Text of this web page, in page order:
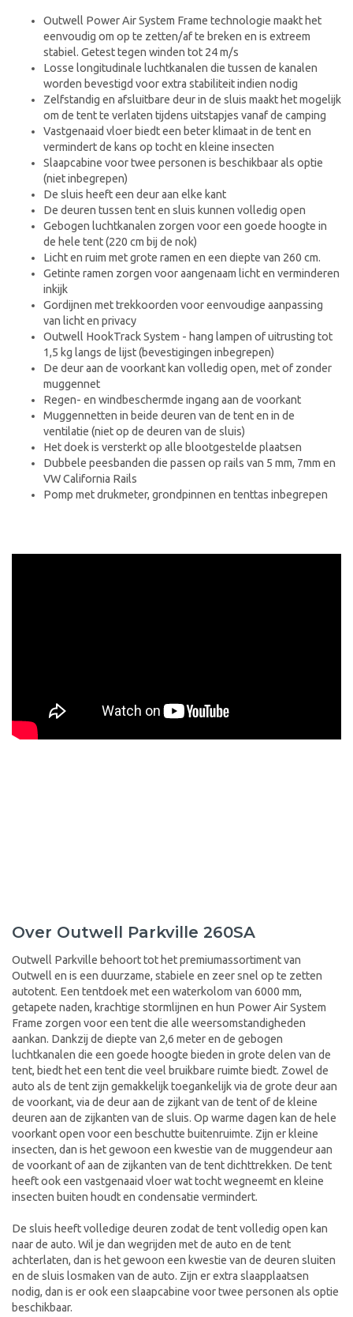
Outwell Power Air System Frame technologie maakt het
eenvoudig om op te zetten/af te breken en is extreem
stabiel. Getest tegen winden tot 24 m/s
Losse longitudinale luchtkanalen die tussen de kanalen
worden bevestigd voor extra stabiliteit indien nodig
Zelfstandig en afsluitbare deur in de sluis maakt het mogelijk
om de tent te verlaten tijdens uitstapjes vanaf de camping
Vastgenaaid vloer biedt een beter klimaat in de tent en
vermindert de kans op tocht en kleine insecten
Slaapcabine voor twee personen is beschikbaar als optie
(niet inbegrepen)
De sluis heeft een deur aan elke kant
De deuren tussen tent en sluis kunnen volledig open
Gebogen luchtkanalen zorgen voor een goede hoogte in
de hele tent (220 cm bij de nok)
Licht en ruim met grote ramen en een diepte van 260 cm.
Getinte ramen zorgen voor aangenaam licht en verminderen
inkijk
Gordijnen met trekkoorden voor eenvoudige aanpassing
van licht en privacy
Outwell HookTrack System - hang lampen of uitrusting tot
1,5 kg langs de lijst (bevestigingen inbegrepen)
De deur aan de voorkant kan volledig open, met of zonder
muggennet
Regen- en windbeschermde ingang aan de voorkant
Muggennetten in beide deuren van de tent en in de
ventilatie (niet op de deuren van de sluis)
Het doek is versterkt op alle blootgestelde plaatsen
Dubbele peesbanden die passen op rails van 5 mm, 7mm en
VW California Rails
Pomp met drukmeter, grondpinnen en tenttas inbegrepen
Over Outwell Parkville 260SA
Outwell Parkville behoort tot het premiumassortiment van
Outwell en is een duurzame, stabiele en zeer snel op te zetten
autotent. Een tentdoek met een waterkolom van 6000 mm,
getapete naden, krachtige stormlijnen en hun Power Air System
Frame zorgen voor een tent die alle weersomstandigheden
aankan. Dankzij de diepte van 2,6 meter en de gebogen
luchtkanalen die een goede hoogte bieden in grote delen van de
tent, biedt het een tent die veel bruikbare ruimte biedt. Zowel de
auto als de tent zijn gemakkelijk toegankelijk via de grote deur aan
de voorkant, via de deur aan de zijkant van de tent of de kleine
deuren aan de zijkanten van de sluis. Op warme dagen kan de hele
voorkant open voor een beschutte buitenruimte. Zijn er kleine
insecten, dan is het gewoon een kwestie van de muggendeur aan
de voorkant of aan de zijkanten van de tent dichttrekken. De tent
heeft ook een vastgenaaid vloer wat tocht wegneemt en kleine
insecten buiten houdt en condensatie vermindert.
De sluis heeft volledige deuren zodat de tent volledig open kan
naar de auto. Wil je dan wegrijden met de auto en de tent
achterlaten, dan is het gewoon een kwestie van de deuren sluiten
en de sluis losmaken van de auto. Zijn er extra slaapplaatsen
nodig, dan is er ook een slaapcabine voor twee personen als optie
beschikbaar.